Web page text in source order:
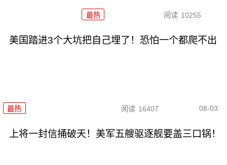
最热 阅读 10255
美国踏进3个大坑把自己埋了！恐怕一个都爬不出
最热 阅读 16407 08-03
上将一封信捅破天！美军五艘驱逐舰要盖三口锅！